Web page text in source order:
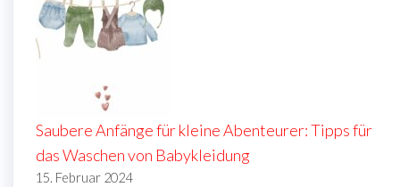
Saubere Anfänge für kleine Abenteurer: Tipps für
das Waschen von Babykleidung
15. Februar 2024